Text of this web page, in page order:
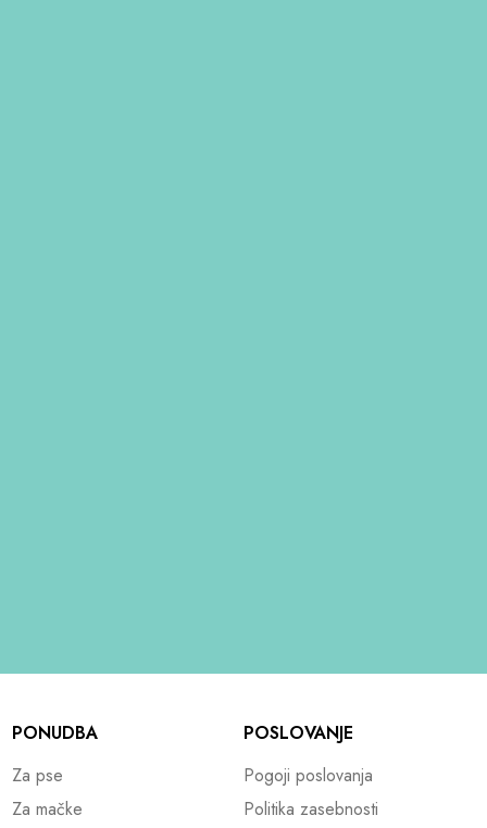
PONUDBA
Za pse
Za mačke
POSLOVANJE
Pogoji poslovanja
Politika zasebnosti